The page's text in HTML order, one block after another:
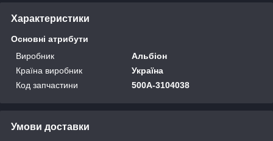
Характеристики
Основні атрибути
Виробник
Альбіон
Країна виробник
Україна
Код запчастини
500А-3104038
Умови доставки